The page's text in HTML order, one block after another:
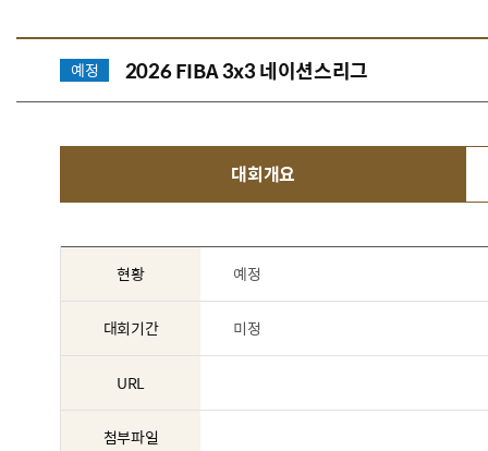
예정 2026 FIBA 3x3 네이션스리그
대회개요
현황 예정
대회기간 미정
URL
첨부파일